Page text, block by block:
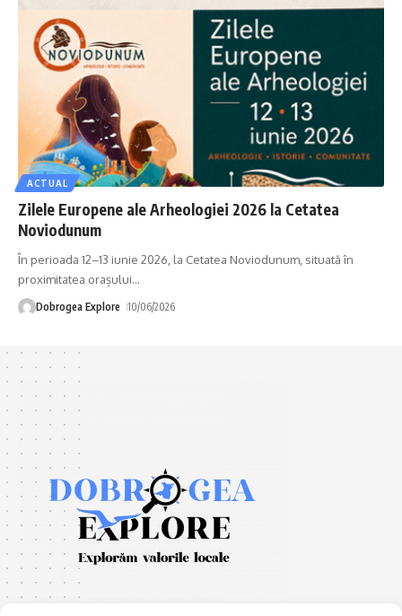
ACTUAL
Zilele Europene ale Arheologiei 2026 la Cetatea
Noviodunum
În perioada 12–13 iunie 2026, la Cetatea Noviodunum, situată în
proximitatea orașului…
Dobrogea Explore 10/06/2026